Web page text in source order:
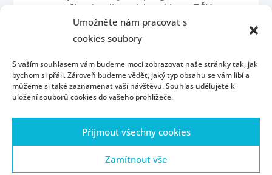
Umožněte nám pracovat s
cookies soubory
S vaším souhlasem vám budeme moci zobrazovat naše stránky tak, jak
bychom si přáli. Zároveň budeme vědět, jaký typ obsahu se vám líbí a
můžeme si také zaznamenat vaší návštěvu. Souhlas udělujete k
uložení souborů cookies do vašeho prohlížeče.
Přijmout všechny cookies
Zamítnout vše
pro umělou inteligenci, který je na ZČU
realizován ve spolupráci Katedry filozofie,
Katedry kybernetiky a Katedry informatiky a
výpočetní techniky od roku 2021.
Program
workshopu:https://fb.me/e/1QzMwmfgI
Contact People
Portál ZČU